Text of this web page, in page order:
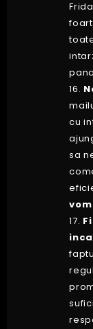
16.
cu
sa
17.